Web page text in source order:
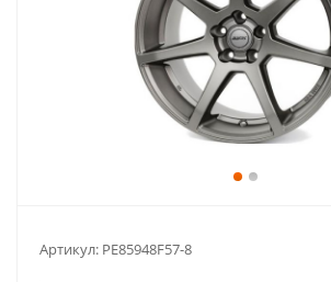
Артикул: PE85948F57-8